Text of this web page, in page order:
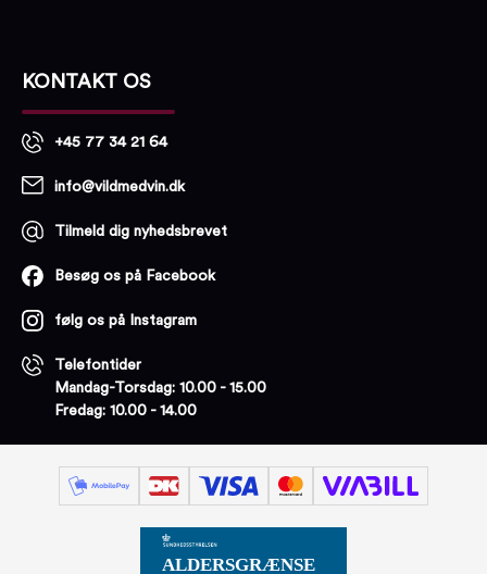
KONTAKT OS
+45 77 34 21 64
info@vildmedvin.dk
Tilmeld dig nyhedsbrevet
Besøg os på Facebook
følg os på Instagram
Telefontider
Mandag-Torsdag: 10.00 - 15.00
Fredag: 10.00 - 14.00